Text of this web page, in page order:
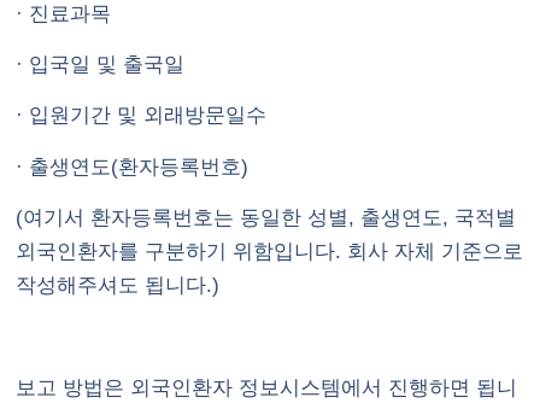
· 진료과목
· 입국일 및 출국일
· 입원기간 및 외래방문일수
· 출생연도(환자등록번호)
(여기서 환자등록번호는 동일한 성별, 출생연도, 국적별
외국인환자를 구분하기 위함입니다. 회사 자체 기준으로
작성해주셔도 됩니다.)
보고 방법은 외국인환자 정보시스템에서 진행하면 됩니